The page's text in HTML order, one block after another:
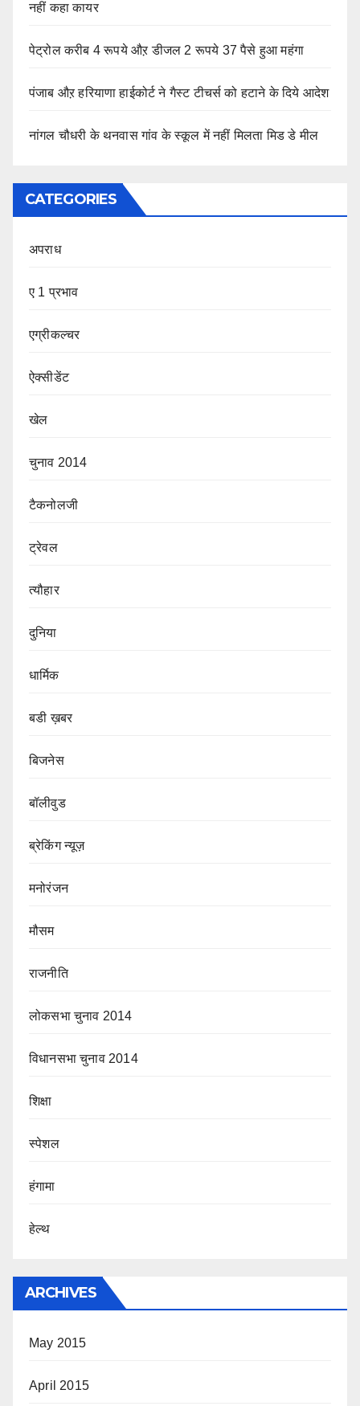
नहीं कहा कायर
पेट्रोल करीब 4 रूपये औऱ डीजल 2 रूपये 37 पैसे हुआ महंगा
पंजाब औऱ हरियाणा हाईकोर्ट ने गैस्ट टीचर्स को हटाने के दिये आदेश
नांगल चौधरी के थनवास गांव के स्कूल में नहीं मिलता मिड डे मील
CATEGORIES
अपराध
ए 1 प्रभाव
एग्रीकल्चर
ऐक्सीडेंट
खेल
चुनाव 2014
टैकनोलजी
ट्रेवल
त्यौहार
दुनिया
धार्मिक
बडी ख़बर
बिजनेस
बॉलीवुड
ब्रेकिंग न्यूज़
मनोरंजन
मौसम
राजनीति
लोकसभा चुनाव 2014
विधानसभा चुनाव 2014
शिक्षा
स्पेशल
हंगामा
हेल्थ
ARCHIVES
May 2015
April 2015